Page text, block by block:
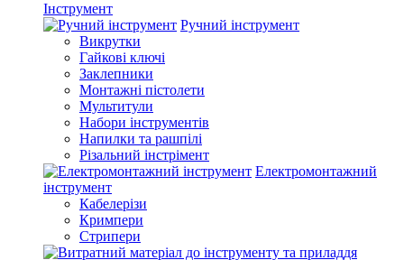
Інструмент
Ручний інструмент
Викрутки
Гайкові ключі
Заклепники
Монтажні пістолети
Мультитули
Набори інструментів
Напилки та рашпілі
Різальний інстрімент
Електромонтажний
інструмент
Кабелерізи
Кримпери
Стрипери